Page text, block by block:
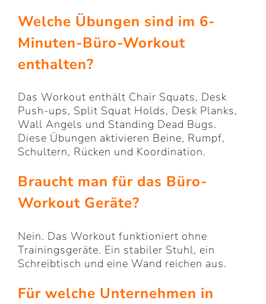
Welche Übungen sind im 6-
Minuten-Büro-Workout
enthalten?
Das Workout enthält Chair Squats, Desk
Push-ups, Split Squat Holds, Desk Planks,
Wall Angels und Standing Dead Bugs.
Diese Übungen aktivieren Beine, Rumpf,
Schultern, Rücken und Koordination.
Braucht man für das Büro-
Workout Geräte?
Nein. Das Workout funktioniert ohne
Trainingsgeräte. Ein stabiler Stuhl, ein
Schreibtisch und eine Wand reichen aus.
Für welche Unternehmen in